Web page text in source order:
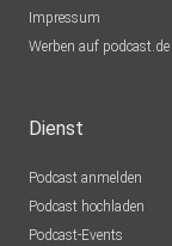
Impressum
Werben auf podcast.de
Dienst
Podcast anmelden
Podcast hochladen
Podcast-Events